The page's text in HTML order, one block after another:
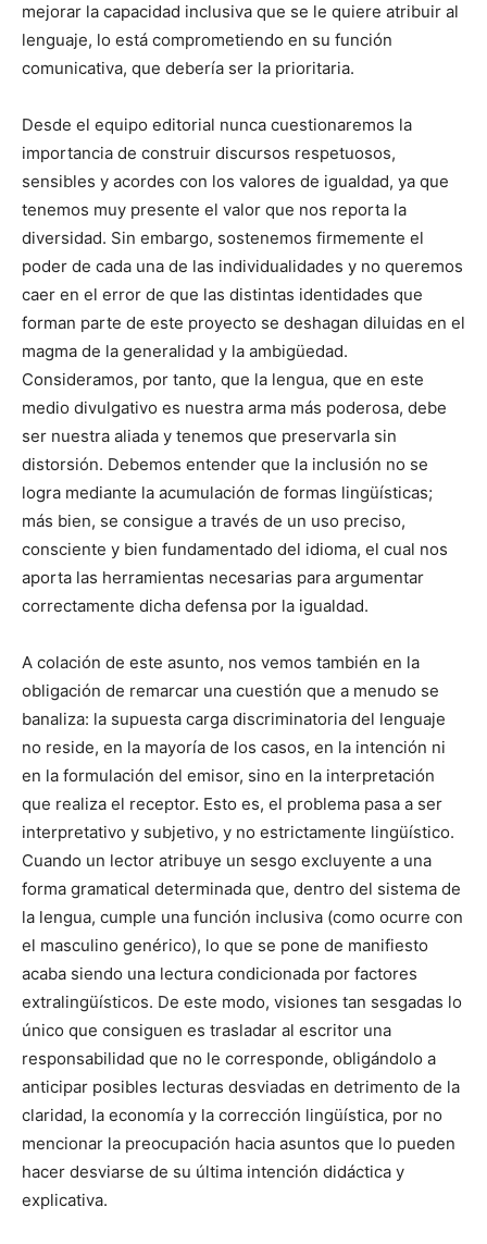
mejorar la capacidad inclusiva que se le quiere atribuir al
lenguaje, lo está comprometiendo en su función
comunicativa, que debería ser la prioritaria.
Desde el equipo editorial nunca cuestionaremos la
importancia de construir discursos respetuosos,
sensibles y acordes con los valores de igualdad, ya que
tenemos muy presente el valor que nos reporta la
diversidad. Sin embargo, sostenemos firmemente el
poder de cada una de las individualidades y no queremos
caer en el error de que las distintas identidades que
forman parte de este proyecto se deshagan diluidas en el
magma de la generalidad y la ambigüedad.
Consideramos, por tanto, que la lengua, que en este
medio divulgativo es nuestra arma más poderosa, debe
ser nuestra aliada y tenemos que preservarla sin
distorsión. Debemos entender que la inclusión no se
logra mediante la acumulación de formas lingüísticas;
más bien, se consigue a través de un uso preciso,
consciente y bien fundamentado del idioma, el cual nos
aporta las herramientas necesarias para argumentar
correctamente dicha defensa por la igualdad.
A colación de este asunto, nos vemos también en la
obligación de remarcar una cuestión que a menudo se
banaliza: la supuesta carga discriminatoria del lenguaje
no reside, en la mayoría de los casos, en la intención ni
en la formulación del emisor, sino en la interpretación
que realiza el receptor. Esto es, el problema pasa a ser
interpretativo y subjetivo, y no estrictamente lingüístico.
Cuando un lector atribuye un sesgo excluyente a una
forma gramatical determinada que, dentro del sistema de
la lengua, cumple una función inclusiva (como ocurre con
el masculino genérico), lo que se pone de manifiesto
acaba siendo una lectura condicionada por factores
extralingüísticos. De este modo, visiones tan sesgadas lo
único que consiguen es trasladar al escritor una
responsabilidad que no le corresponde, obligándolo a
anticipar posibles lecturas desviadas en detrimento de la
claridad, la economía y la corrección lingüística, por no
mencionar la preocupación hacia asuntos que lo pueden
hacer desviarse de su última intención didáctica y
explicativa.